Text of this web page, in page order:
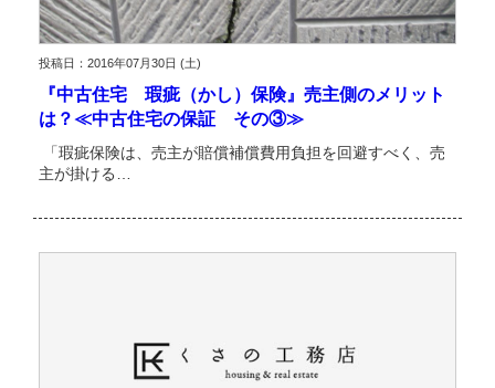
投稿日：2016年07月30日 (土)
『中古住宅 瑕疵（かし）保険』売主側のメリット
は？≪中古住宅の保証 その③≫
「瑕疵保険は、売主が賠償補償費用負担を回避すべく、売
主が掛ける…